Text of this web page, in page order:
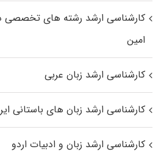
کارشناسی ارشد رﺷﺘﻪ ﻫﺎی تخصصی
اﻣﻴﻦ
کارشناسی ارشد زبان عربی
کارشناسی ارشد زبان‌ های باستانی
کارشناسی ارشد زبان و ادبیات اردو